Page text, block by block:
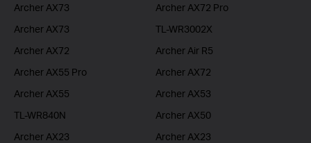
Archer AX73
Archer AX72 Pro
Archer AX73
TL-WR3002X
Archer AX72
Archer Air R5
Archer AX55 Pro
Archer AX72
Archer AX55
Archer AX53
TL-WR840N
Archer AX50
Archer AX23
Archer AX23